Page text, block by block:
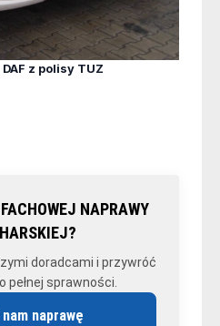
z polisy TUZ
NAPRAWY
doradcami i przywróć
pełnej sprawności.
naprawę